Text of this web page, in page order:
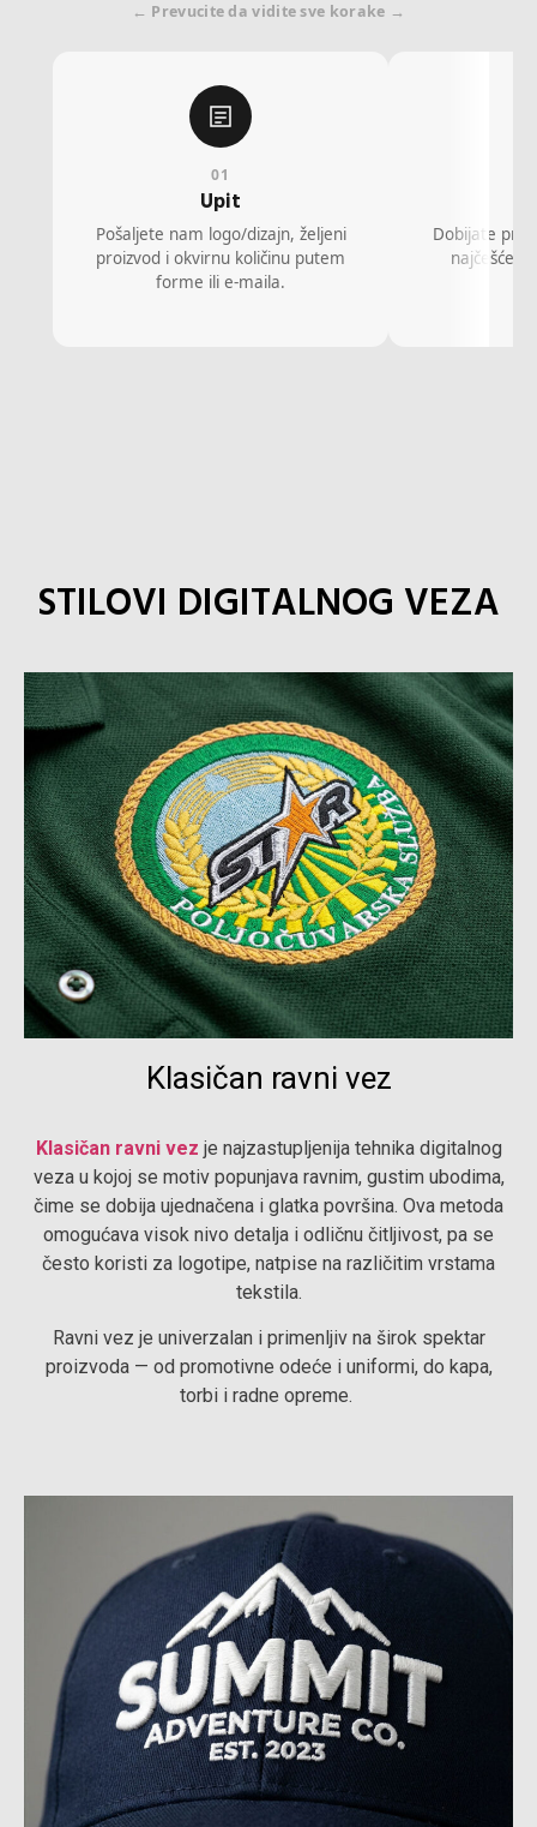
← Prevucite da vidite sve korake →
01
Upit
Pošaljete nam logo/dizajn, željeni
proizvod i okvirnu količinu putem
forme ili e-maila.
Dobijate
najčešće
STILOVI DIGITALNOG VEZA
Klasičan ravni vez
Klasičan ravni vez je najzastupljenija tehnika digitalnog
veza u kojoj se motiv popunjava ravnim, gustim ubodima,
čime se dobija ujednačena i glatka površina. Ova metoda
omogućava visok nivo detalja i odličnu čitljivost, pa se
često koristi za logotipe, natpise na različitim vrstama
tekstila.
Ravni vez je univerzalan i primenljiv na širok spektar
proizvoda — od promotivne odeće i uniformi, do kapa,
torbi i radne opreme.